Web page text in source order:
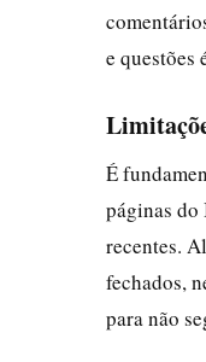
e questões
É
páginas do
recentes.
fechados,
para não